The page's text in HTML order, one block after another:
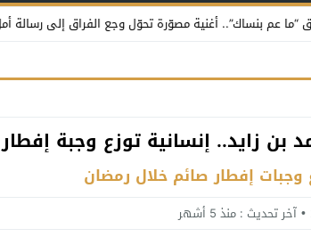
وجع الفراق إلى رسالة أمل وبداية جديدة
بن زايد.. إنسانية توزع وجبة
وجبات إفطار صائم خلال رمضان
آخر تحديث : منذ 5 أشهر